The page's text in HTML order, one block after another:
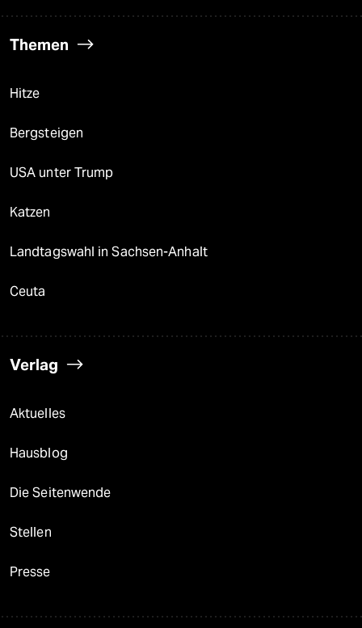
Themen
Hitze
Bergsteigen
USA unter Trump
Katzen
Landtagswahl in Sachsen-Anhalt
Ceuta
Verlag
Aktuelles
Hausblog
Die Seitenwende
Stellen
Presse